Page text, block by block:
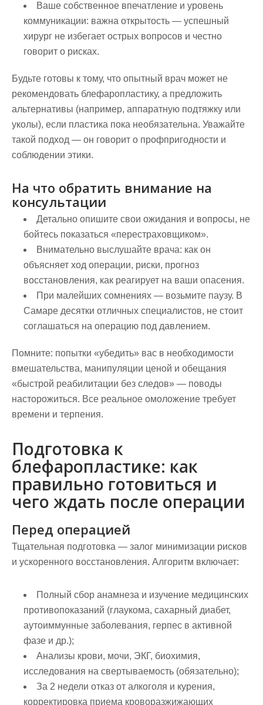
Ваше собственное впечатление и уровень
коммуникации: важна открытость — успешный
хирург не избегает острых вопросов и честно
говорит о рисках.
Будьте готовы к тому, что опытный врач может не
рекомендовать блефаропластику, а предложить
альтернативы (например, аппаратную подтяжку или
уколы), если пластика пока необязательна. Уважайте
такой подход — он говорит о профпригодности и
соблюдении этики.
На что обратить внимание на
консультации
Детально опишите свои ожидания и вопросы, не
бойтесь показаться «перестраховщиком».
Внимательно выслушайте врача: как он
объясняет ход операции, риски, прогноз
восстановления, как реагирует на ваши опасения.
При малейших сомнениях — возьмите паузу. В
Самаре десятки отличных специалистов, не стоит
соглашаться на операцию под давлением.
Помните: попытки «убедить» вас в необходимости
вмешательства, манипуляции ценой и обещания
«быстрой реабилитации без следов» — поводы
насторожиться. Все реальное омоложение требует
времени и терпения.
Подготовка к
блефаропластике: как
правильно готовиться и
чего ждать после операции
Перед операцией
Тщательная подготовка — залог минимизации рисков
и ускоренного восстановления. Алгоритм включает:
Полный сбор анамнеза и изучение медицинских
противопоказаний (глаукома, сахарный диабет,
аутоиммунные заболевания, герпес в активной
фазе и др.);
Анализы крови, мочи, ЭКГ, биохимия,
исследования на свертываемость (обязательно);
За 2 недели отказ от алкоголя и курения,
корректировка приема кроворазжижающих